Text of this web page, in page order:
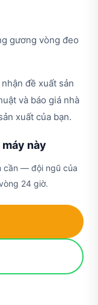
gương vòng đeo
đề xuất sản
và báo giá nhà
xuất của bạn.
này
cần — đội ngũ của
24 giờ.